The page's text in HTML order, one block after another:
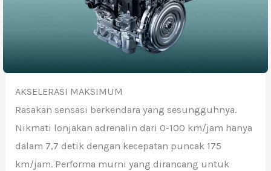
AKSELERASI MAKSIMUM
Rasakan sensasi berkendara yang sesungguhnya.
Nikmati lonjakan adrenalin dari 0-100 km/jam hanya
dalam 7,7 detik dengan kecepatan puncak 175
km/jam. Performa murni yang dirancang untuk